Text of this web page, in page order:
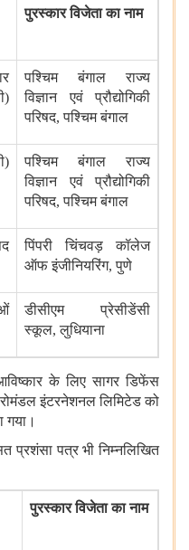
पुरस्कार विजेता का नाम
)
पश्चिम बंगाल राज्य
विज्ञान एवं प्रौद्योगिकी
परिषद,पश्चिम बंगाल
)
पश्चिम बंगाल राज्य
विज्ञान एवं प्रौद्योगिकी
परिषद,पश्चिम बंगाल
पिंपरी चिंचवड़ कॉलेज
ऑफ इंजीनियरिंग,पुणे
डीसीएम प्रेसीडेंसी
स्कूल,लुधियाना
के लिए सागर डिफेंस
इंटरनेशनल लिमिटेड को
गया।
प्रशंसा पत्र भी निम्नलिखित
पुरस्कार विजेता का नाम